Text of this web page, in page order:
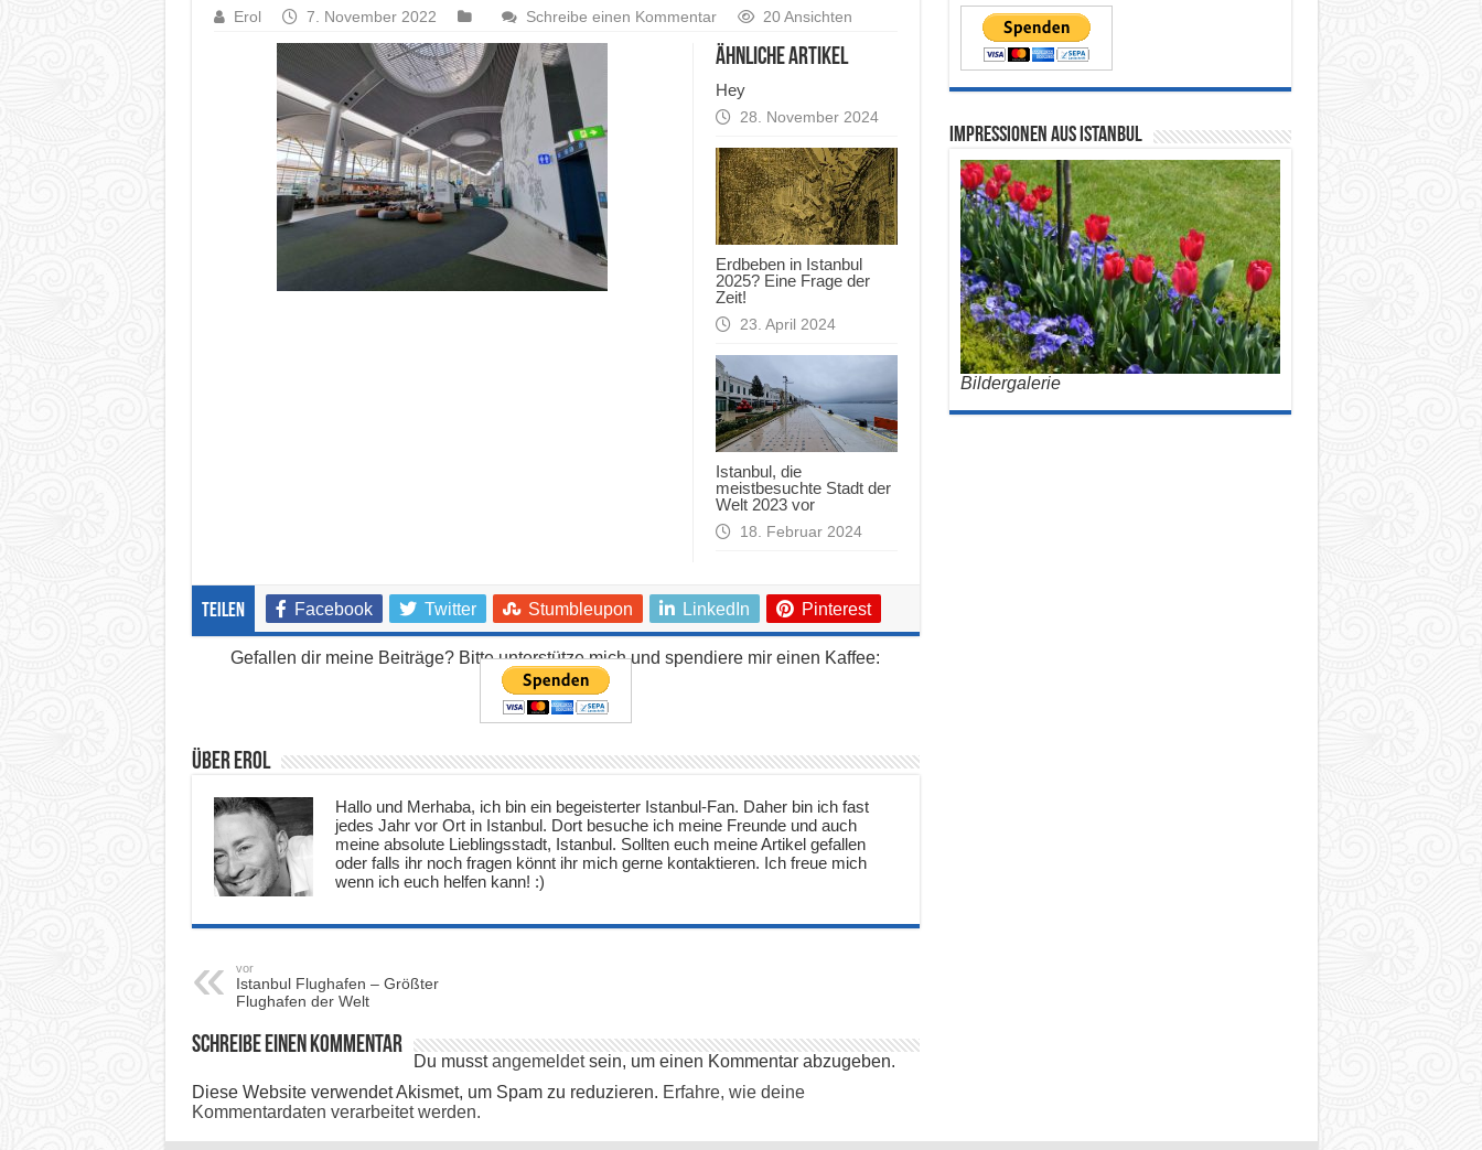
Erol 7. November 2022 Schreibe einen Kommentar 20 Ansichten
ähnliche Artikel
Hey
28. November 2024
Erdbeben in Istanbul
2025? Eine Frage der
Zeit!
23. April 2024
Istanbul, die
meistbesuchte Stadt der
Welt 2023 vor
18. Februar 2024
teilen Facebook Twitter Stumbleupon LinkedIn Pinterest
Gefallen dir meine Beiträge? Bitte unterstütze mich und spendiere mir einen Kaffee:
Über Erol
Hallo und Merhaba, ich bin ein begeisterter Istanbul-Fan. Daher bin ich fast
jedes Jahr vor Ort in Istanbul. Dort besuche ich meine Freunde und auch
meine absolute Lieblingsstadt, Istanbul. Sollten euch meine Artikel gefallen
oder falls ihr noch fragen könnt ihr mich gerne kontaktieren. Ich freue mich
wenn ich euch helfen kann! :)
vor
Istanbul Flughafen – Größter
Flughafen der Welt
Schreibe einen Kommentar
Du musstangemeldetsein, um einen Kommentar abzugeben.
Diese Website verwendet Akismet, um Spam zu reduzieren. Erfahre, wie deine
Kommentardaten verarbeitet werden.
Impressionen aus Istanbul
Bildergalerie